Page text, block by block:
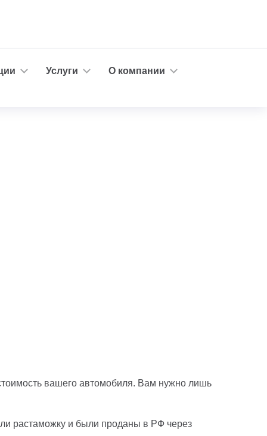
Услуги О компании
вашего автомобиля. Вам нужно лишь
растаможку и были проданы в РФ через